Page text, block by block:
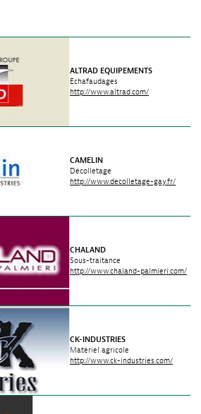
ALTRAD EQUIPEMENTS
Echafaudages
http://www.altrad.com/
CAMELIN
Décolletage
http://www.decolletage-gay.fr/
CHALAND
Sous-traitance
http://www.chaland-palmieri.com/
CK-INDUSTRIES
Matériel agricole
http://www.ck-industries.com/